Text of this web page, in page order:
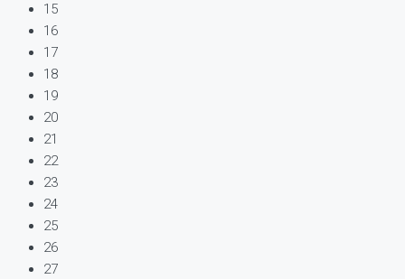
15
16
17
18
19
20
21
22
23
24
25
26
27